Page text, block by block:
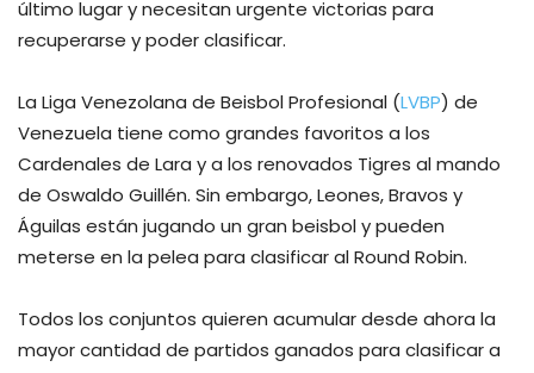
último lugar y necesitan urgente victorias para
recuperarse y poder clasificar.
La Liga Venezolana de Beisbol Profesional (LVBP) de
Venezuela tiene como grandes favoritos a los
Cardenales de Lara y a los renovados Tigres al mando
de Oswaldo Guillén. Sin embargo, Leones, Bravos y
Águilas están jugando un gran beisbol y pueden
meterse en la pelea para clasificar al Round Robin.
Todos los conjuntos quieren acumular desde ahora la
mayor cantidad de partidos ganados para clasificar a